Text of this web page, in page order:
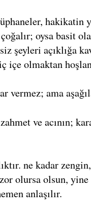
hakikatin
oysa basit
şeyleri açıklığa
içe olmaktan
vermez; ama
ve acının;
ne kadar
olursa olsun,
anlaşılır.